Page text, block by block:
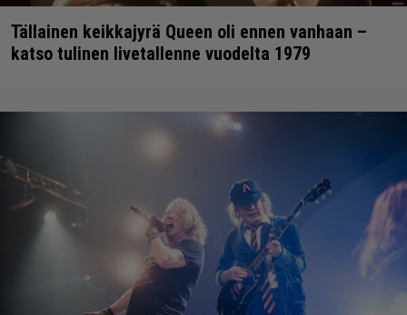
Tällainen keikkajyrä Queen oli ennen vanhaan –
katso tulinen livetallenne vuodelta 1979